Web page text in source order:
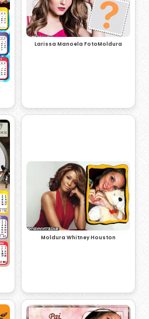
Larissa Manoela FotoMoldura
Moldura Whitney Houston